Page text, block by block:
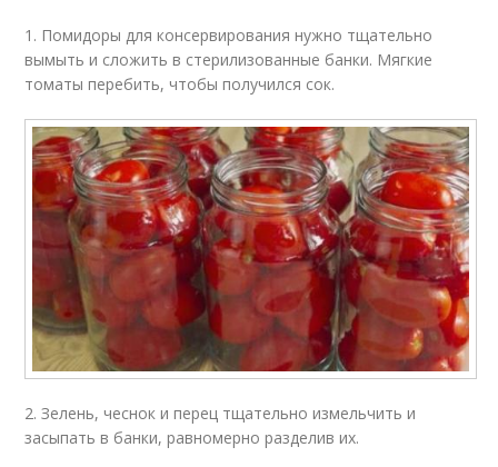
1. Помидоры для консервирования нужно тщательно
вымыть и сложить в стерилизованные банки. Мягкие
томаты перебить, чтобы получился сок.
2. Зелень, чеснок и перец тщательно измельчить и
засыпать в банки, равномерно разделив их.